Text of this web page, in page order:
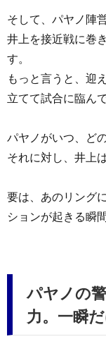
そして、パヤノ陣
井上を接近戦に巻
す。
もっと言うと、迎
立てて試合に臨ん
パヤノがいつ、ど
それに対し、井上
要は、あのリング
ションが起きる瞬
パヤノの
力。一瞬